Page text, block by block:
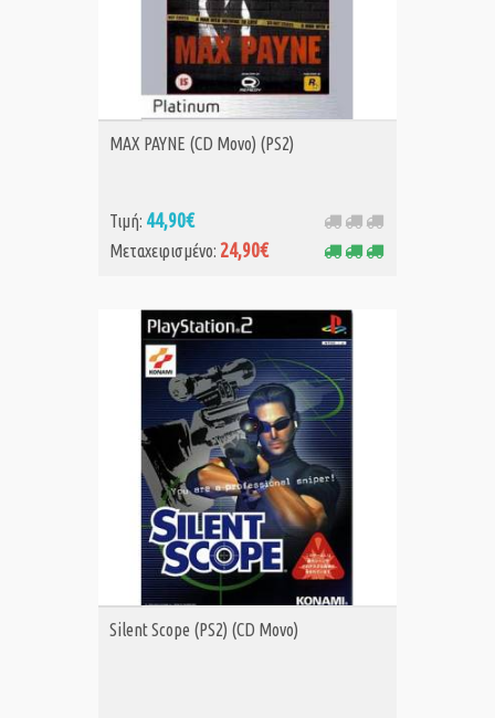
ΑΓΟΡΑ MET.
MAX PAYNE (CD Μονο) (PS2)
Τιμή: 44,90€
Μεταχειρισμένο: 24,90€
ΑΓΟΡΑ MET.
Silent Scope (PS2) (CD Μονο)